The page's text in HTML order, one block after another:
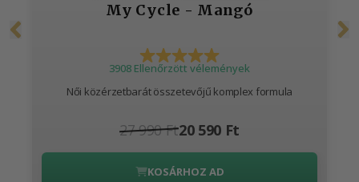
My Cycle - Mangó
3908 Ellenőrzött vélemények
Női közérzetbarát összetevőjű komplex formula
27 990 Ft20 590 Ft
KOSÁRHOZ AD